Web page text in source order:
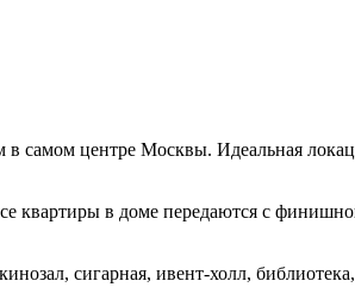
самом центре Москвы. Идеальная
в доме передаются с
сигарная, ивент-холл,